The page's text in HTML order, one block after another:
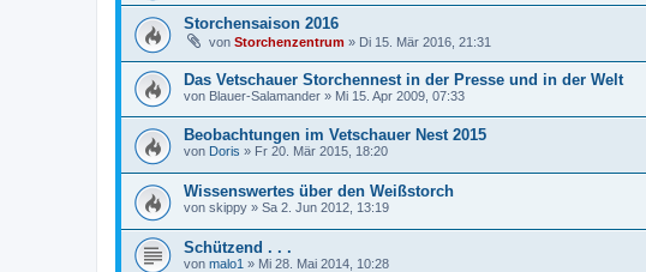
Storchensaison 2016
von Storchenzentrum » Di 15. Mär 2016, 21:31
Das Vetschauer Storchennest in der Presse und in der Welt
von Blauer-Salamander » Mi 15. Apr 2009, 07:33
Beobachtungen im Vetschauer Nest 2015
von Doris » Fr 20. Mär 2015, 18:20
Wissenswertes über den Weißstorch
von skippy » Sa 2. Jun 2012, 13:19
Schützend . . .
von malo1 » Mi 28. Mai 2014, 10:28